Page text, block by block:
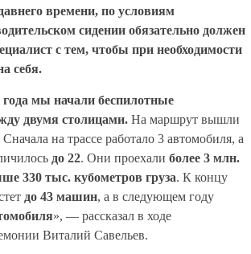
времени, по условиям
сидении обязательно должен
с тем, чтобы при необходимости
себя.
мы начали беспилотные
двумя столицами. На маршрут вышли
на трассе работало 3 автомобиля, а
до 22. Они проехали более 3 млн.
330 тыс. кубометров груза. К концу
до 43 машин, а в следующем году
», — рассказал в ходе
Виталий Савельев.